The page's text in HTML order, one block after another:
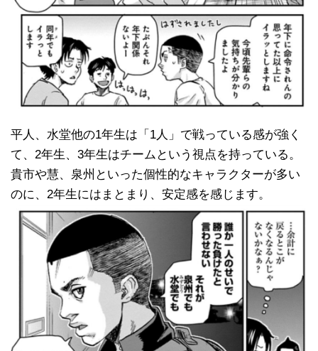
平人、水堂他の1年生は「1人」で戦っている感が強く
て、2年生、3年生はチームという視点を持っている。
貴市や慧、泉州といった個性的なキャラクターが多い
のに、2年生にはまとまり、安定感を感じます。